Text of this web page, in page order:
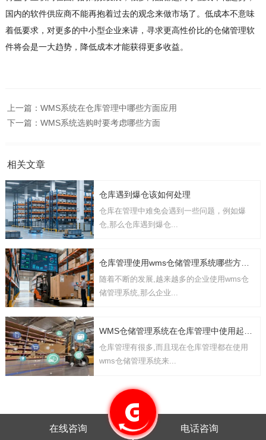
国内的软件供应商不能再抱着过去的观念来做市场了。低成本不意味
着低要求，对更多的中小型企业来讲，寻求更高性价比的仓储管理软
件将会是一大趋势，降低成本才能获得更多收益。
上一篇： WMS系统在仓库管理中哪些方面应用
下一篇： WMS系统选购时要考虑哪些方面
相关文章
仓库遇到爆仓该如何处理
仓库在管理中难免会遇到一些问题，例如爆
仓,那么仓库遇到爆仓...
仓库管理使用wms仓储管理系统哪些方面的功能
随着不断的发展,越来越多的企业使用wms仓
储管理系统,那么企业...
WMS仓储管理系统在仓库管理中使用起到哪些作用
仓库管理有很多,而且现在仓库管理都在使用
wms仓储管理系统来...
在线咨询 电话咨询